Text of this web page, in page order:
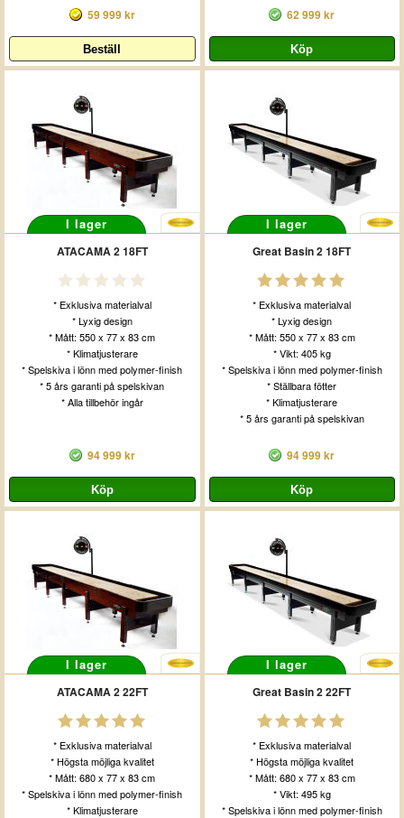
59 999 kr 62 999 kr
I lager
ATACAMA 2 18FT
* Exklusiva materialval
* Lyxig design
* Mått: 550 x 77 x 83 cm
* Klimatjusterare
* Spelskiva i lönn med polymer-finish
* 5 års garanti på spelskivan
* Alla tillbehör ingår
94 999 kr
I lager
Great Basin 2 18FT
* Exklusiva materialval
* Lyxig design
* Mått: 550 x 77 x 83 cm
* Vikt: 405 kg
* Spelskiva i lönn med polymer-finish
* Ställbara fötter
* Klimatjusterare
* 5 års garanti på spelskivan
94 999 kr
I lager
ATACAMA 2 22FT
* Exklusiva materialval
* Högsta möjliga kvalitet
* Mått: 680 x 77 x 83 cm
* Spelskiva i lönn med polymer-finish
* Klimatjusterare
I lager
Great Basin 2 22FT
* Exklusiva materialval
* Högsta möjliga kvalitet
* Mått: 680 x 77 x 83 cm
* Vikt: 495 kg
* Spelskiva i lönn med polymer-finish